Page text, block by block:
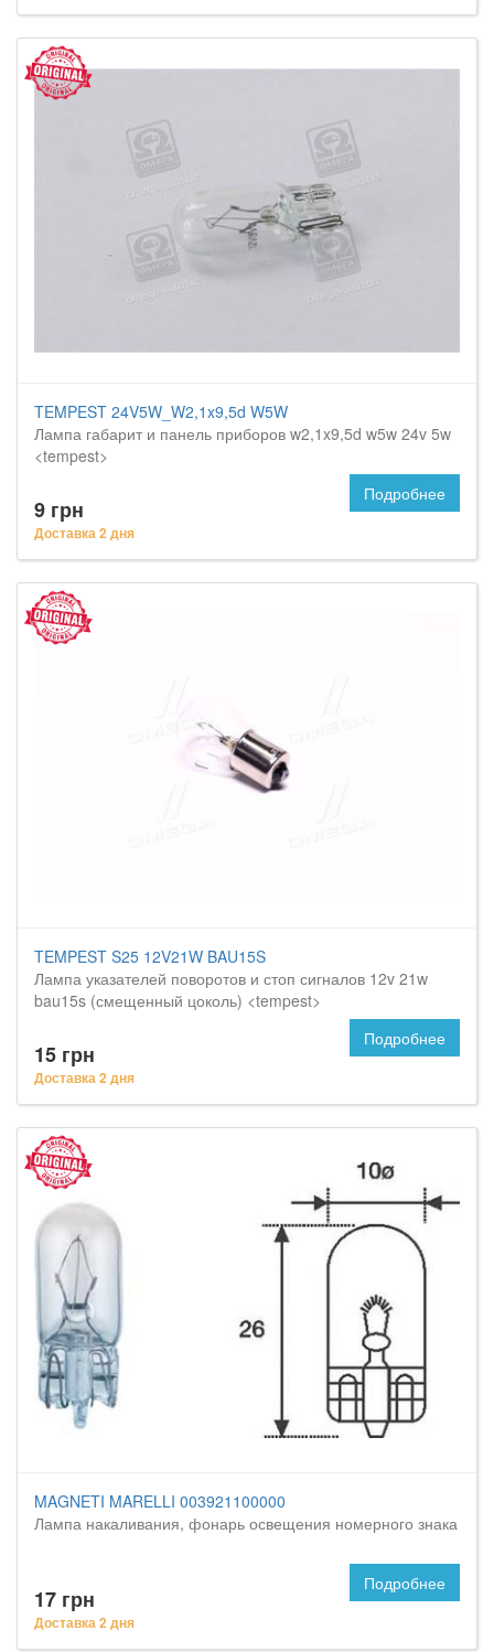
TEMPEST 24V5W_W2,1x9,5d W5W
Лампа габарит и панель приборов w2,1x9,5d w5w 24v 5w
<tempest>
9 грн
Доставка 2 дня
Подробнее
TEMPEST S25 12V21W BAU15S
Лампа указателей поворотов и стоп сигналов 12v 21w
bau15s (смещенный цоколь) <tempest>
15 грн
Доставка 2 дня
Подробнее
MAGNETI MARELLI 003921100000
Лампа накаливания, фонарь освещения номерного знака
17 грн
Доставка 2 дня
Подробнее